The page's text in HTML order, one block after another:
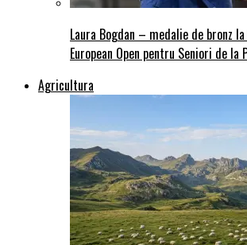
Laura Bogdan – medalie de bronz
European Open pentru Seniori de la
Agricultura